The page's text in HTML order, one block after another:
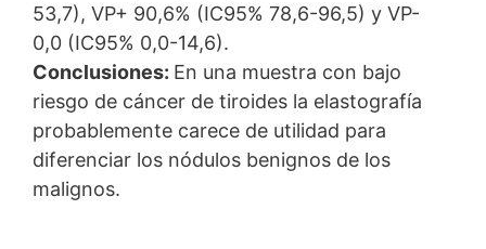
53,7), VP+ 90,6% (IC95% 78,6-96,5) y VP-
0,0 (IC95% 0,0-14,6).
Conclusiones: En una muestra con bajo
riesgo de cáncer de tiroides la elastografía
probablemente carece de utilidad para
diferenciar los nódulos benignos de los
malignos.